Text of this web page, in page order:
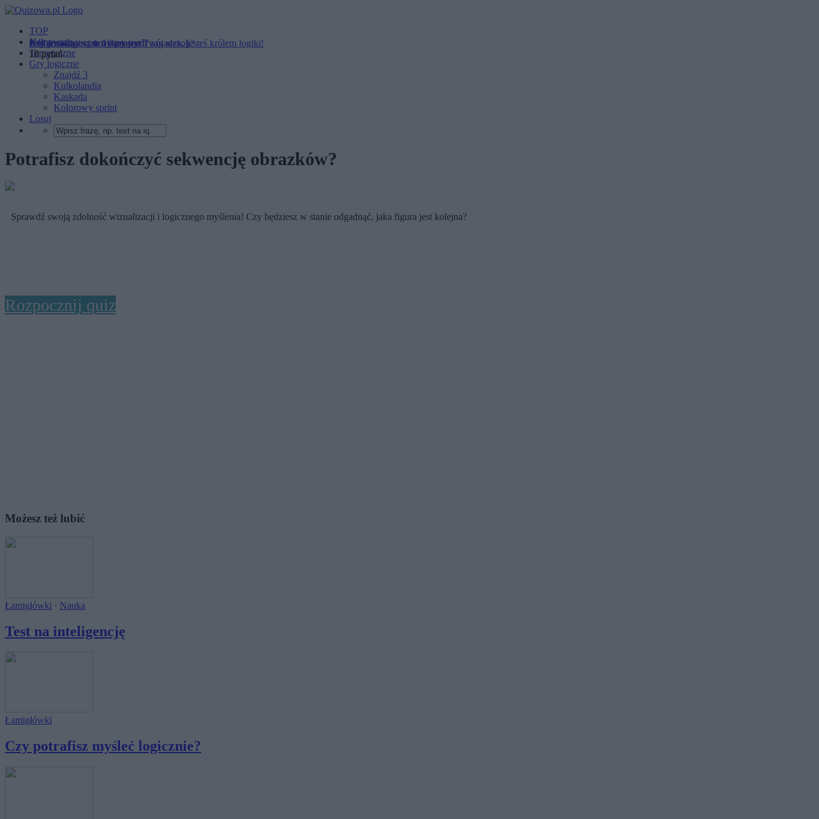
TOP
Najnowsze
Tematyczne
Gry logiczne
Znajdź 3
Kulkolandia
Kaskada
Kolorowy sprint
Losuj
Potrafisz dokończyć sekwencję obrazków?
Sprawdź swoją zdolność wizualizacji i logicznego myślenia! Czy będziesz w stanie odgadnąć, jaka figura jest kolejna?
Rozpocznij quiz
Możesz też lubić
Łamigłówki · Nauka
Test na inteligencję
Łamigłówki
Czy potrafisz myśleć logicznie?
Kolor czarny - jak bystry jest Twój wzrok?
10 pytań
Czy jesteś mistrzem skojarzeń?
10 pytań
Jeśli rozwiążesz te 10 prostych zagadek, jesteś królem logiki!
10 pytań